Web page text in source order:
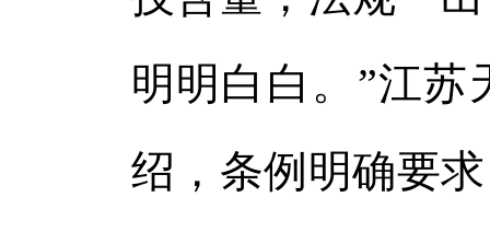
明明白白。”江
绍，条例明确要